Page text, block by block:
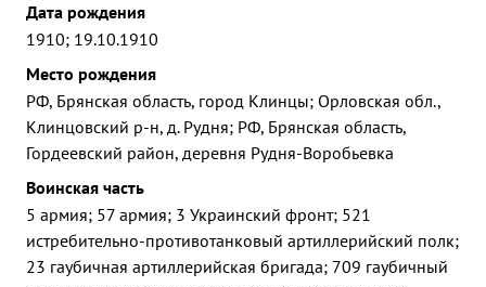
Дата рождения
1910; 19.10.1910
Место рождения
РФ, Брянская область, город Клинцы; Орловская обл.,
Клинцовский р-н, д. Рудня; РФ, Брянская область,
Гордеевский район, деревня Рудня-Воробьевка
Воинская часть
5 армия; 57 армия; 3 Украинский фронт; 521
истребительно-противотанковый артиллерийский полк;
23 гаубичная артиллерийская бригада; 709 гаубичный